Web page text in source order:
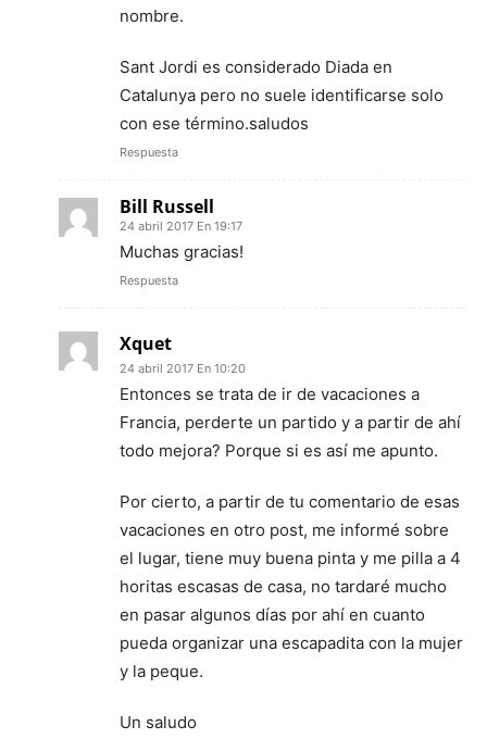
nombre.
Sant Jordi es considerado Diada en
Catalunya pero no suele identificarse solo
con ese término.saludos
Respuesta
Bill Russell
24 abril 2017 En 19:17
Muchas gracias!
Respuesta
Xquet
24 abril 2017 En 10:20
Entonces se trata de ir de vacaciones a
Francia, perderte un partido y a partir de ahí
todo mejora? Porque si es así me apunto.
Por cierto, a partir de tu comentario de esas
vacaciones en otro post, me informé sobre
el lugar, tiene muy buena pinta y me pilla a 4
horitas escasas de casa, no tardaré mucho
en pasar algunos días por ahí en cuanto
pueda organizar una escapadita con la mujer
y la peque.
Un saludo